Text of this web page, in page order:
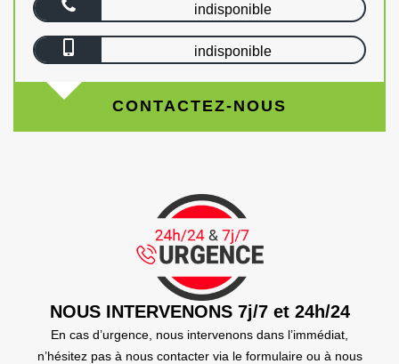
indisponible
indisponible
CONTACTEZ-NOUS
NOUS INTERVENONS 7j/7 et 24h/24
En cas d’urgence, nous intervenons dans l’immédiat,
n’hésitez pas à nous contacter via le formulaire ou à nous